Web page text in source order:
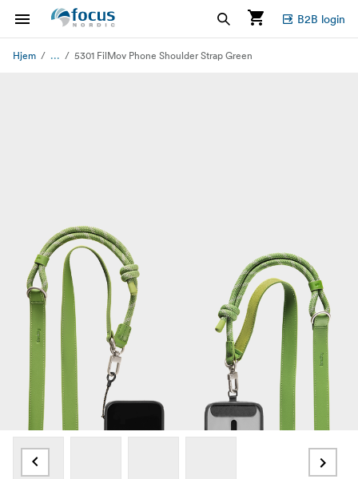
B2B login
Hjem ... 5301 FilMov Phone Shoulder Strap Green